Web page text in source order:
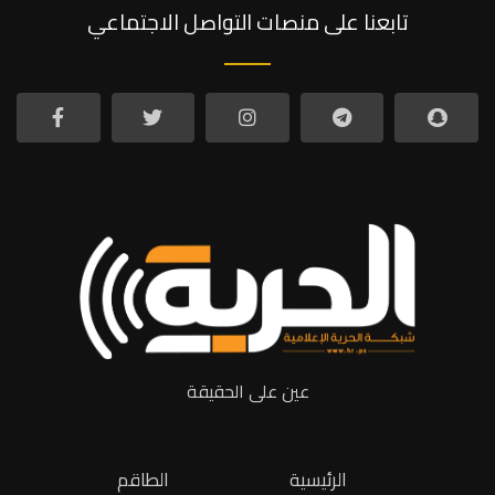
تابعنا على منصات التواصل الاجتماعي
عين على الحقيقة
الطاقم الرئيسية